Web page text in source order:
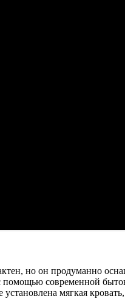
но он продуманно
современной
​​мягкая